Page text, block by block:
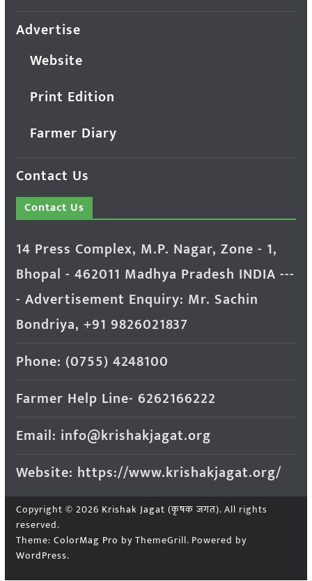
Advertise
Website
Print Edition
Farmer Diary
Contact Us
Contact Us
14 Press Complex, M.P. Nagar, Zone - 1,
Bhopal - 462011 Madhya Pradesh INDIA ---
- Advertisement Enquiry: Mr. Sachin
Bondriya, +91 9826021837
Phone: (0755) 4248100
Farmer Help Line- 6262166222
Email: info@krishakjagat.org
Website: https://www.krishakjagat.org/
Copyright © 2026 Krishak Jagat (कृषक जगत). All rights
reserved.
Theme: ColorMag Pro by ThemeGrill. Powered by
WordPress.